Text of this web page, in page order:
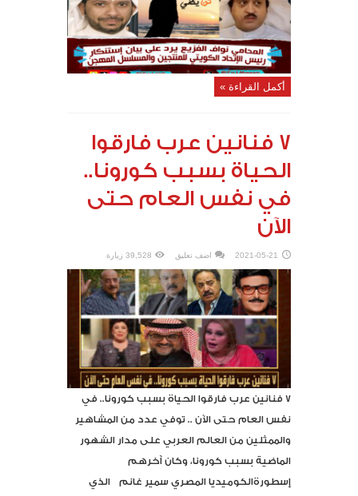
أكمل القراءة »
7 فنانين عرب فارقوا
الحياة بسبب كورونا..
في نفس العام حتى
الآن
2021-05-21 اضف تعليق 39,528 زيارة
٧ فنانين عرب فارقوا الحياة بسبب كورونا.. في
نفس العام حتى الآن .. توفي عدد من المشاهير
والممثلين من العالم العربي على مدار الشهور
الماضية بسبب كورونا، وكان آخرهم
إسطورةالكوميديا المصري سمير غانم الذي